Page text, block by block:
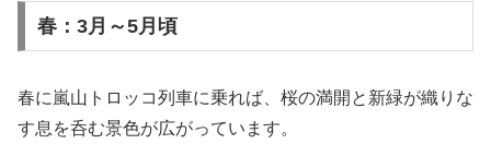
春：3月～5月頃
春に嵐山トロッコ列車に乗れば、桜の満開と新緑が織りな
す息を呑む景色が広がっています。